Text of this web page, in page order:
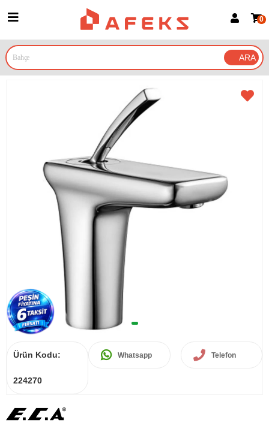
Google İle Bağlan
0
Ürün Kodu:
224270
Whatsapp Telefon